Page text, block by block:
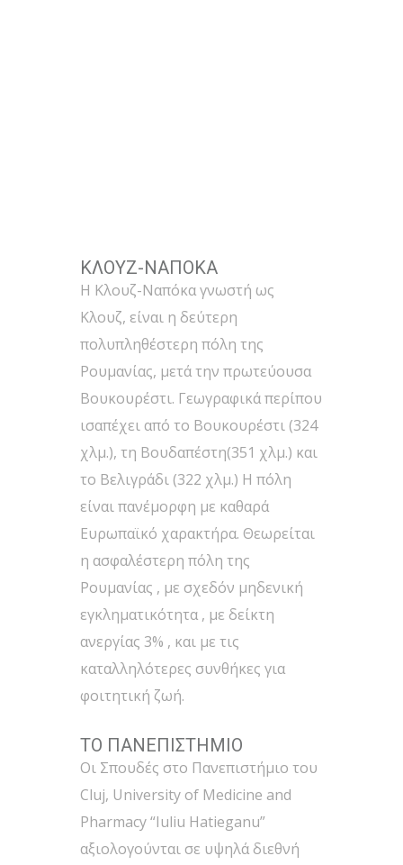
ΚΛΟΥΖ-ΝΑΠΟΚΑ
Η Κλουζ-Ναπόκα γνωστή ως
Κλουζ, είναι η δεύτερη
πολυπληθέστερη πόλη της
Ρουμανίας, μετά την πρωτεύουσα
Βουκουρέστι. Γεωγραφικά περίπου
ισαπέχει από το Βουκουρέστι (324
χλμ.), τη Βουδαπέστη(351 χλμ.) και
το Βελιγράδι (322 χλμ.) Η πόλη
είναι πανέμορφη με καθαρά
Ευρωπαϊκό χαρακτήρα. Θεωρείται
η ασφαλέστερη πόλη της
Ρουμανίας , με σχεδόν μηδενική
εγκληματικότητα , με δείκτη
ανεργίας 3% , και με τις
καταλληλότερες συνθήκες για
φοιτητική ζωή.
ΤΟ ΠΑΝΕΠΙΣΤΗΜΙΟ
Οι Σπουδές στο Πανεπιστήμιο του
Cluj, University of Medicine and
Pharmacy “Iuliu Hatieganu”
αξιολογούνται σε υψηλά διεθνή